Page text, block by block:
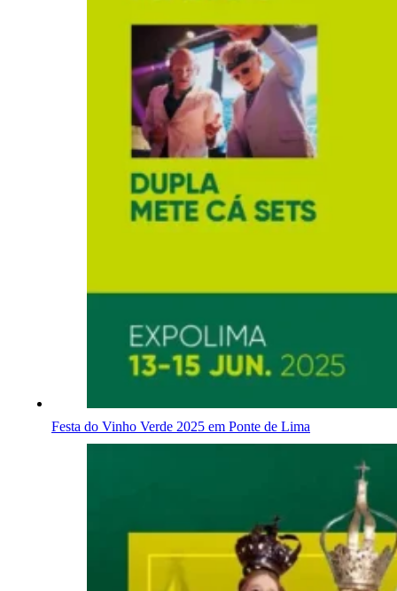
Festa do Vinho Verde 2025 em Ponte de Lima